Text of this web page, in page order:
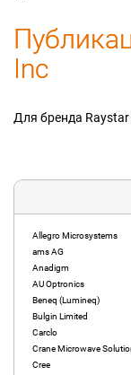
Allegro Microsystems
ams AG
Anadigm
AU Optronics
Beneq (Lumineq)
Bulgin Limited
Carclo
Crane Microwave
Cree
Inc
Для бренда Raystar